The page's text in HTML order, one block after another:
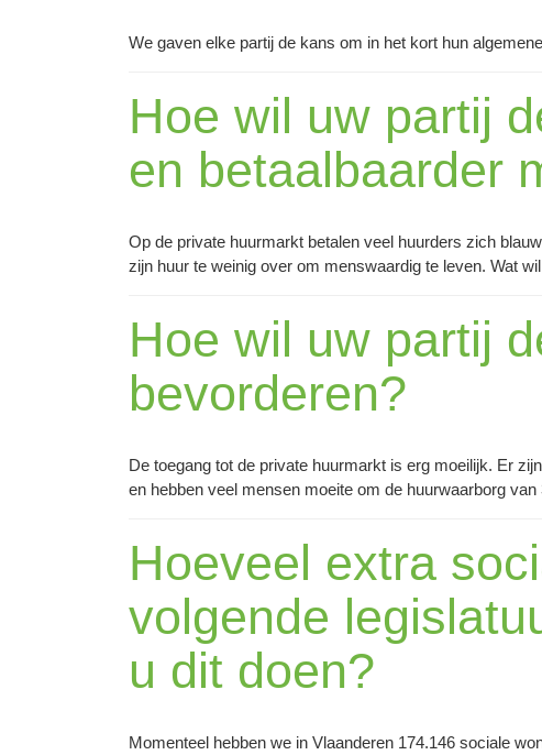
We gaven elke partij de kans om in het kort hun
Hoe wil uw partij
en betaalbaarder
Op de private huurmarkt betalen veel huurders zich
zijn huur te weinig over om menswaardig te leven. Wat
Hoe wil uw partij
bevorderen?
De toegang tot de private huurmarkt is erg moeilijk. Er
en hebben veel mensen moeite om de huurwaarborg
Hoeveel extra
volgende
u dit doen?
Momenteel hebben we in Vlaanderen 174.146 sociale